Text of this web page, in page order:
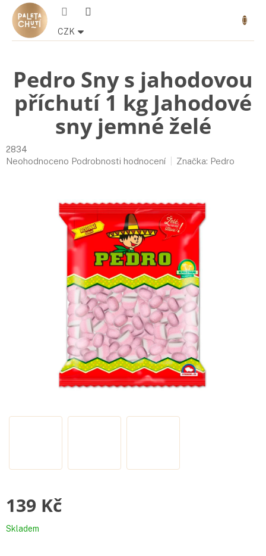
Přejít
obsah
CZK
košík
Pedro Sny s jahodovou
příchutí 1 kg Jahodové
sny jemné želé
2834
Průměrné
Neohodnoceno Podrobnosti hodnocení Značka: Pedro
139 Kč
Měrná
Skladem